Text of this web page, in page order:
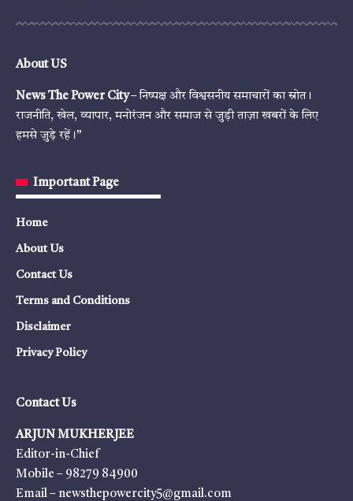
About US
News The Power City– निष्पक्ष और विश्वसनीय समाचारों का स्रोत।
राजनीति, खेल, व्यापार, मनोरंजन और समाज से जुड़ी ताज़ा खबरों के लिए
हमसे जुड़े रहें।”
Important Page
Home
About Us
Contact Us
Terms and Conditions
Disclaimer
Privacy Policy
Contact Us
ARJUN MUKHERJEE
Editor-in-Chief
Mobile – 98279 84900
Email – newsthepowercity5@gmail.com